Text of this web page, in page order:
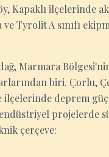
Kapaklı ilçelerinde
Tyrolit A sınıfı
Marmara
biri. Çorlu,
ilçelerinde deprem
projelerde
çerçeve: